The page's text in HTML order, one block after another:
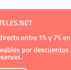
entre 1% y 7%
por